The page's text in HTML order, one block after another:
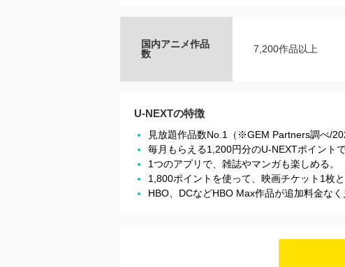
国内アニメ作品
数
7,200作品以上
U-NEXTの特徴
見放題作品数No.1（※GEM Partners調べ/
毎月もらえる1,200円分のU-NEXTポイント
1つのアプリで、雑誌やマンガも楽しめる。
1,800ポイントを使って、映画チケット1枚
HBO、DCなどHBO Max作品が追加料金なく